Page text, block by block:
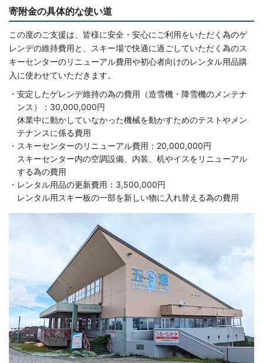
寄附金の具体的な使い道
この度のご支援は、皆様に安全・安心にご利用をいただく為のゲ
レンデの維持費用と、スキー場で快適に過ごしていただく為のス
キーセンターのリニューアル費用や初心者向けのレンタル用品購
入に使わせていただきます。
安定したゲレンデ維持の為の費用（造雪機・降雪機のメンテナ
ンス）：30,000,000円
休業中に動かしていなかった機械を動かすためのテストやメン
テナンスに係る費用
スキーセンターのリニューアル費用：20,000,000円
スキーセンター内の空調設備、内装、机やイスをリニューアル
する為の費用
レンタル用品の更新費用：3,500,000円
レンタル用スキー板の一部を新しい物に入れ替える為の費用